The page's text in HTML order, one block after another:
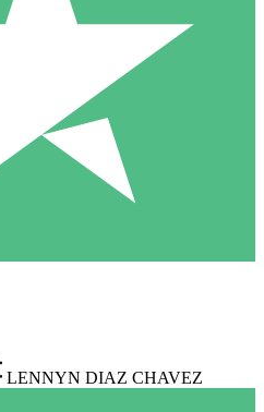
LENNYN DIAZ CHAVEZ